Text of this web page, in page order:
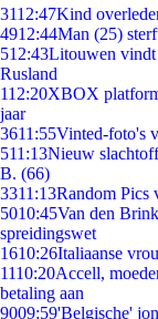
3112:47Kind
4912:44Man (25)
512:43Litouwen vindt
Rusland
112:20XBOX
jaar
3611:55Vinted-foto's
511:13Nieuw
B. (66)
3311:13Random Pics
5010:45Van den
spreidingswet
1610:26Italiaanse
1110:20Accell,
betaling aan
9009:59'Belgische'